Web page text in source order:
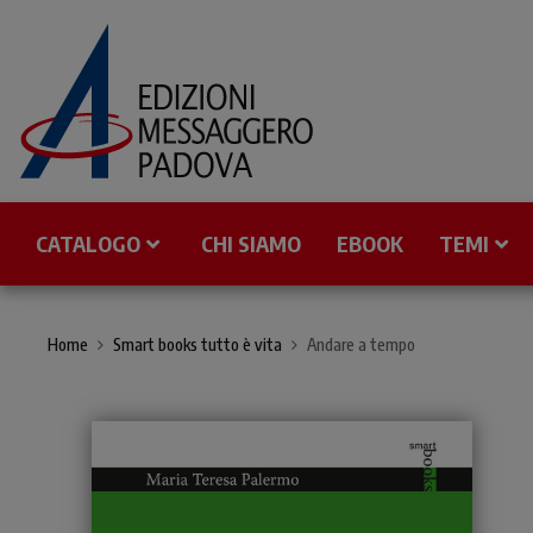
CATALOGO CHI SIAMO EBOOK TEMI
Home Smart books tutto è vita Andare a tempo